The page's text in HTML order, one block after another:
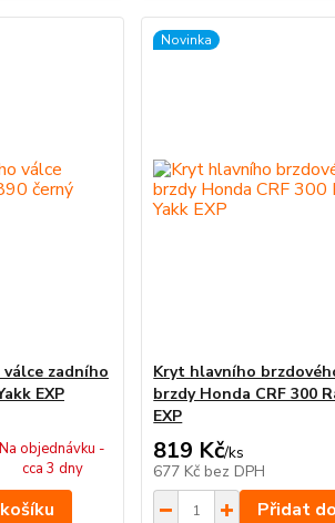
zadního
EXP
Na objednávku -
cca 3 dny
Novinka
Kryt hlavního
brzdy Honda CRF 300
EXP
819 Kč/ks
677 Kč bez DPH
Přidat